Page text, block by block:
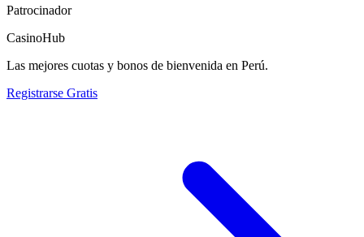
Patrocinador
CasinoHub
Las mejores cuotas y bonos de bienvenida en Perú.
Registrarse Gratis